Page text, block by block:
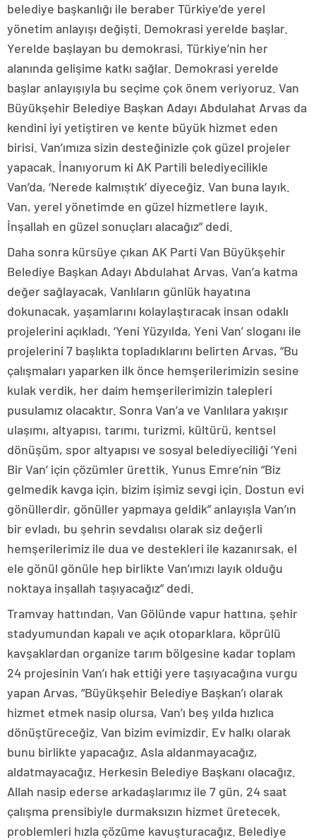
belediye başkanlığı ile beraber Türkiye’de yerel
yönetim anlayışı değişti. Demokrasi yerelde başlar.
Yerelde başlayan bu demokrasi, Türkiye’nin her
alanında gelişime katkı sağlar. Demokrasi yerelde
başlar anlayışıyla bu seçime çok önem veriyoruz. Van
Büyükşehir Belediye Başkan Adayı Abdulahat Arvas da
kendini iyi yetiştiren ve kente büyük hizmet eden
birisi. Van’ımıza sizin desteğinizle çok güzel projeler
yapacak. İnanıyorum ki AK Partili belediyecilikle
Van’da, ‘Nerede kalmıştık’ diyeceğiz. Van buna layık.
Van, yerel yönetimde en güzel hizmetlere layık.
İnşallah en güzel sonuçları alacağız” dedi.
Daha sonra kürsüye çıkan AK Parti Van Büyükşehir
Belediye Başkan Adayı Abdulahat Arvas, Van’a katma
değer sağlayacak, Vanlıların günlük hayatına
dokunacak, yaşamlarını kolaylaştıracak insan odaklı
projelerini açıkladı. ‘Yeni Yüzyılda, Yeni Van’ sloganı ile
projelerini 7 başlıkta topladıklarını belirten Arvas, “Bu
çalışmaları yaparken ilk önce hemşerilerimizin sesine
kulak verdik, her daim hemşerilerimizin talepleri
pusulamız olacaktır. Sonra Van’a ve Vanlılara yakışır
ulaşımı, altyapısı, tarımı, turizmi, kültürü, kentsel
dönüşüm, spor altyapısı ve sosyal belediyeciliği ‘Yeni
Bir Van’ için çözümler ürettik. Yunus Emre’nin “Biz
gelmedik kavga için, bizim işimiz sevgi için. Dostun evi
gönüllerdir, gönüller yapmaya geldik” anlayışla Van’ın
bir evladı, bu şehrin sevdalısı olarak siz değerli
hemşerilerimiz ile dua ve destekleri ile kazanırsak, el
ele gönül gönüle hep birlikte Van’ımızı layık olduğu
noktaya inşallah taşıyacağız” dedi.
Tramvay hattından, Van Gölünde vapur hattına, şehir
stadyumundan kapalı ve açık otoparklara, köprülü
kavşaklardan organize tarım bölgesine kadar toplam
24 projesinin Van’ı hak ettiği yere taşıyacağına vurgu
yapan Arvas, “Büyükşehir Belediye Başkan’ı olarak
hizmet etmek nasip olursa, Van’ı beş yılda hızlıca
dönüştüreceğiz. Van bizim evimizdir. Ev halkı olarak
bunu birlikte yapacağız. Asla aldanmayacağız,
aldatmayacağız. Herkesin Belediye Başkanı olacağız.
Allah nasip ederse arkadaşlarımız ile 7 gün, 24 saat
çalışma prensibiyle durmaksızın hizmet üretecek,
problemleri hızla çözüme kavuşturacağız. Belediye